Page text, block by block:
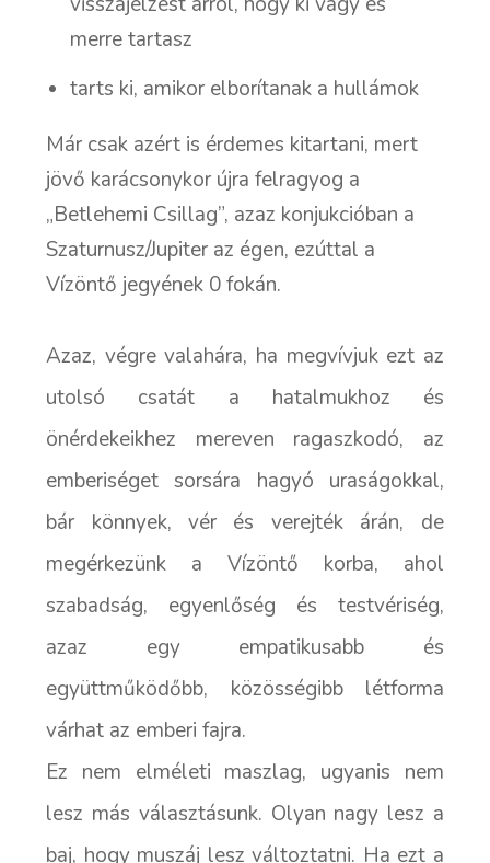
merre tartasz
tarts ki, amikor elborítanak a hullámok
Már csak azért is érdemes kitartani, mert
jövő karácsonykor újra felragyog a
„Betlehemi Csillag”, azaz konjukcióban a
Szaturnusz/Jupiter az égen, ezúttal a
Vízöntő jegyének 0 fokán.
Azaz, végre valahára, ha megvívjuk ezt az
utolsó csatát a hatalmukhoz és
önérdekeikhez mereven ragaszkodó, az
emberiséget sorsára hagyó uraságokkal,
bár könnyek, vér és verejték árán, de
megérkezünk a Vízöntő korba, ahol
szabadság, egyenlőség és testvériség,
azaz egy empatikusabb és
együttműködőbb, közösségibb létforma
várhat az emberi fajra.
Ez nem elméleti maszlag, ugyanis nem
lesz más választásunk. Olyan nagy lesz a
baj, hogy muszáj lesz változtatni. Ha ezt a